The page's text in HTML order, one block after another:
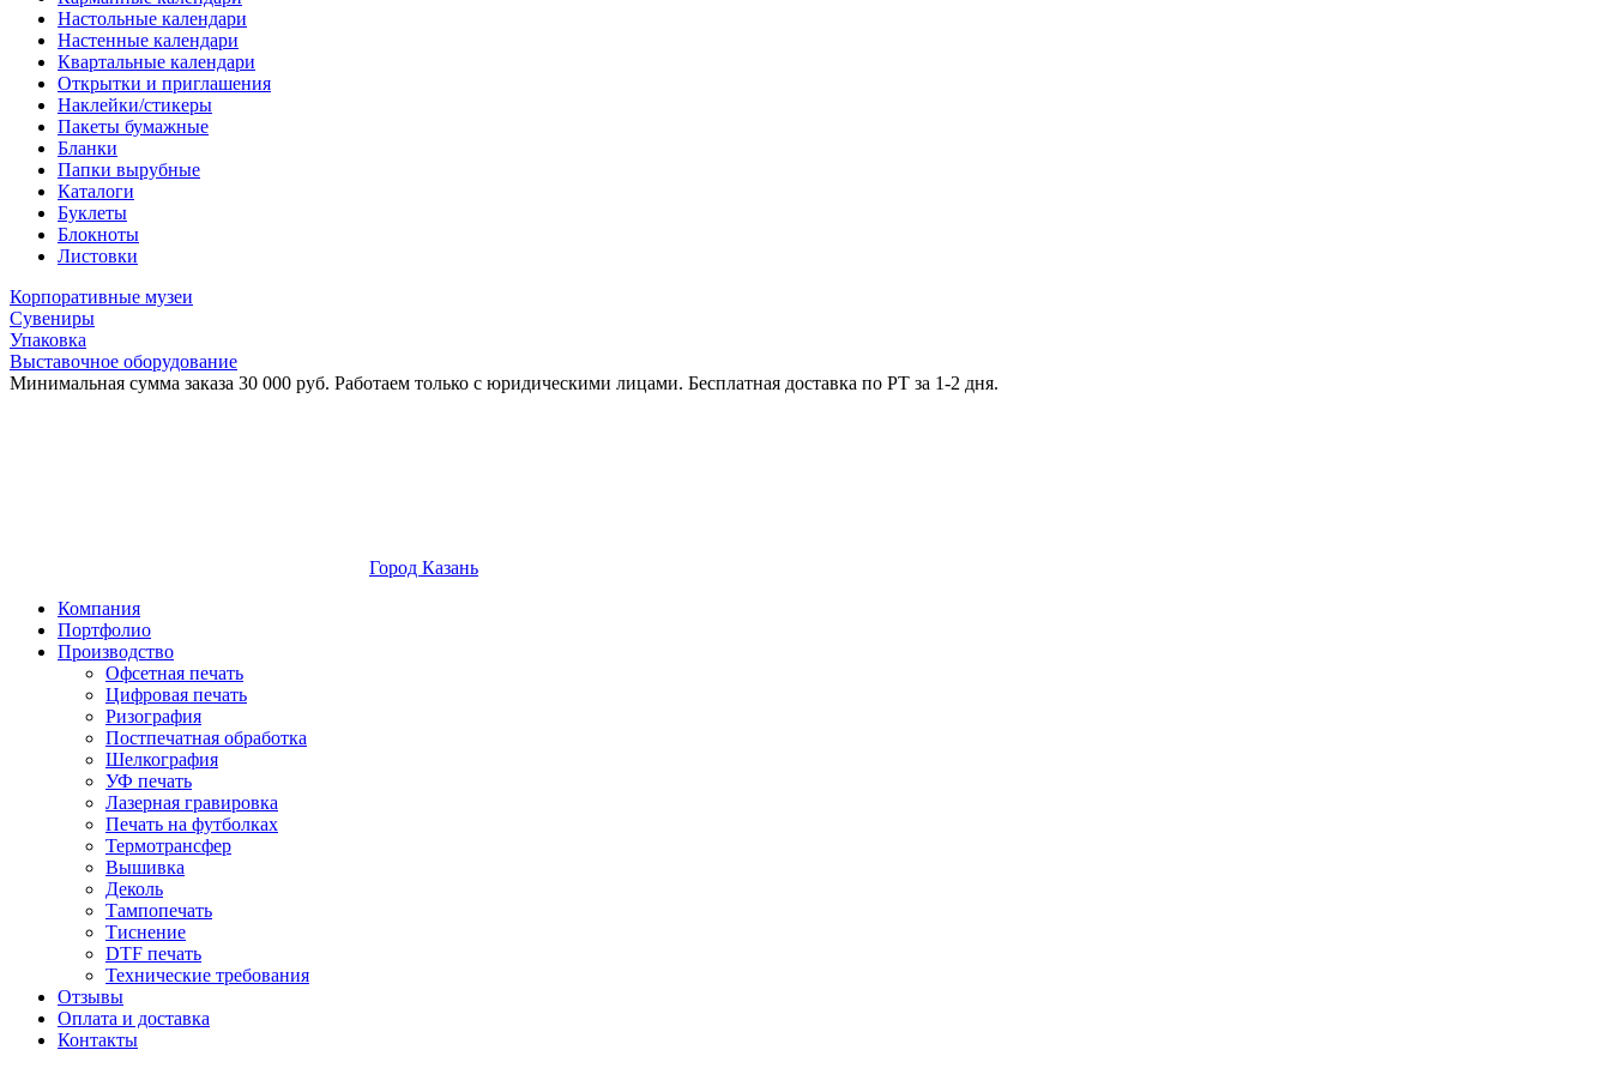
Настольные календари
Настенные календари
Квартальные календари
Открытки и приглашения
Наклейки/стикеры
Пакеты бумажные
Бланки
Папки вырубные
Каталоги
Буклеты
Блокноты
Листовки
Корпоративные музеи
Сувениры
Упаковка
Выставочное оборудование
Минимальная сумма заказа 30 000 руб. Работаем только с юридическими лицами. Бесплатная доставка по РТ за 1-2 дня.
Город Казань
Компания
Портфолио
Производство
Офсетная печать
Цифровая печать
Ризография
Постпечатная обработка
Шелкография
УФ печать
Лазерная гравировка
Печать на футболках
Термотрансфер
Вышивка
Деколь
Тампопечать
Тиснение
DTF печать
Технические требования
Отзывы
Оплата и доставка
Контакты